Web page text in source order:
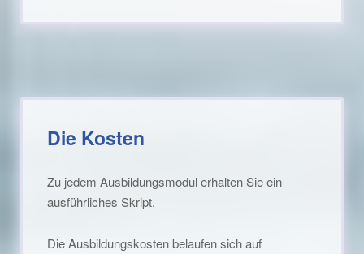
Die Kosten
Zu jedem Ausbildungsmodul erhalten Sie ein
ausführliches Skript.
Die Ausbildungskosten belaufen sich auf